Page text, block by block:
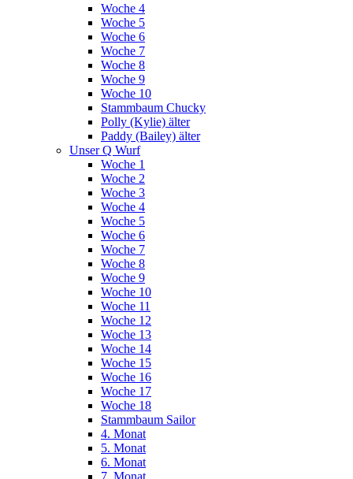
Woche 4
Woche 5
Woche 6
Woche 7
Woche 8
Woche 9
Woche 10
Stammbaum Chucky
Polly (Kylie) älter
Paddy (Bailey) älter
Unser Q Wurf
Woche 1
Woche 2
Woche 3
Woche 4
Woche 5
Woche 6
Woche 7
Woche 8
Woche 9
Woche 10
Woche 11
Woche 12
Woche 13
Woche 14
Woche 15
Woche 16
Woche 17
Woche 18
Stammbaum Sailor
4. Monat
5. Monat
6. Monat
7. Monat